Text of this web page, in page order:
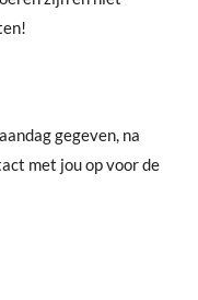
gegeven, na
met jou op voor de